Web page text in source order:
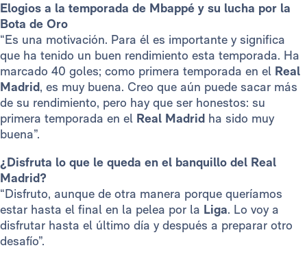
Elogios a la temporada de Mbappé y su lucha por la
Bota de Oro
“Es una motivación. Para él es importante y significa
que ha tenido un buen rendimiento esta temporada. Ha
marcado 40 goles; como primera temporada en el Real
Madrid, es muy buena. Creo que aún puede sacar más
de su rendimiento, pero hay que ser honestos: su
primera temporada en el Real Madrid ha sido muy
buena”.
¿Disfruta lo que le queda en el banquillo del Real
Madrid?
“Disfruto, aunque de otra manera porque queríamos
estar hasta el final en la pelea por la Liga. Lo voy a
disfrutar hasta el último día y después a preparar otro
desafío”.